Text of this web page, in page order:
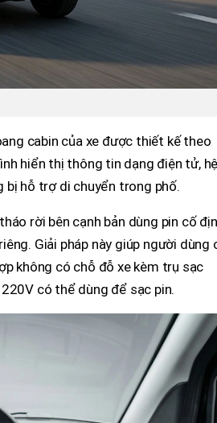
cabin của xe được thiết kế theo
hiển thị thông tin dạng điện tử,
bị hỗ trợ di chuyển trong phố.
rời bên cạnh bản dùng pin cố
Giải pháp này giúp người dùng
không có chỗ đỗ xe kèm trụ sạc
có thể dùng để sạc pin.